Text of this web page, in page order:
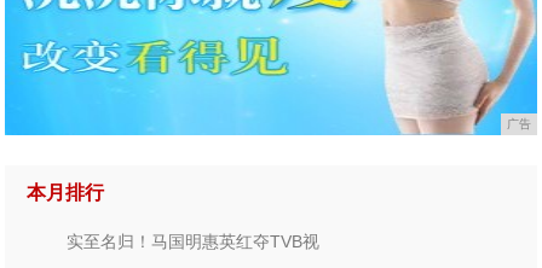
广告
本月排行
实至名归！马国明惠英红夺TVB视